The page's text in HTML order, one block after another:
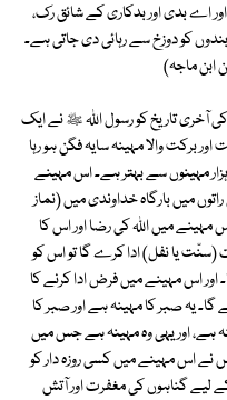
اے بدی اور بدکاری کے شائق رک،
کو دوزخ سے رہائی دی جاتی ہے۔
ابن ماجہ)
آخری تاریخ کو رسول اﷲ ﷺ نے ایک
برکت والا مہینہ سایہ فگن ہو رہا
مہینوں سے بہتر ہے۔ اس مہینے
میں بارگاہ خداوندی میں (نماز
مہینے میں اﷲ کی رضا اور اس کا
یا نفل) ادا کرے گا تو اس کو
اس مہینے میں فرض ادا کرنے کا
یہ صبر کا مہینہ ہے اور صبر کا
ہے، اور یہی وہ مہینہ ہے جس میں
نے اس مہینے میں کسی روزہ دار کو
لیے گناہوں کی مغفرت اور آتش